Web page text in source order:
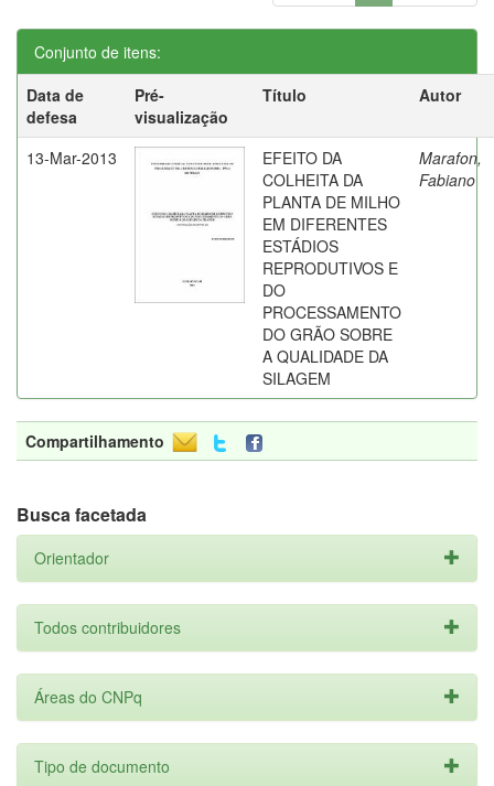
Conjunto de itens:
Data de
defesa
Pré-
visualização
Título Autor
13-Mar-2013
EFEITO DA
COLHEITA DA
PLANTA DE MILHO
EM DIFERENTES
ESTÁDIOS
REPRODUTIVOS E
DO
PROCESSAMENTO
DO GRÃO SOBRE
A QUALIDADE DA
SILAGEM
Marafon,
Fabiano
Compartilhamento
Busca facetada
Orientador
Todos contribuidores
Áreas do CNPq
Tipo de documento